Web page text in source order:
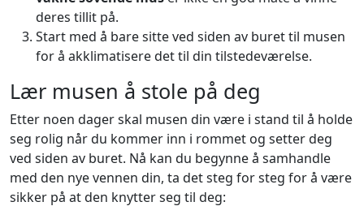
deres tillit på.
Start med å bare sitte ved siden av buret til musen
for å akklimatisere det til din tilstedeværelse.
Lær musen å stole på deg
Etter noen dager skal musen din være i stand til å holde
seg rolig når du kommer inn i rommet og setter deg
ved siden av buret. Nå kan du begynne å samhandle
med den nye vennen din, ta det steg for steg for å være
sikker på at den knytter seg til deg: